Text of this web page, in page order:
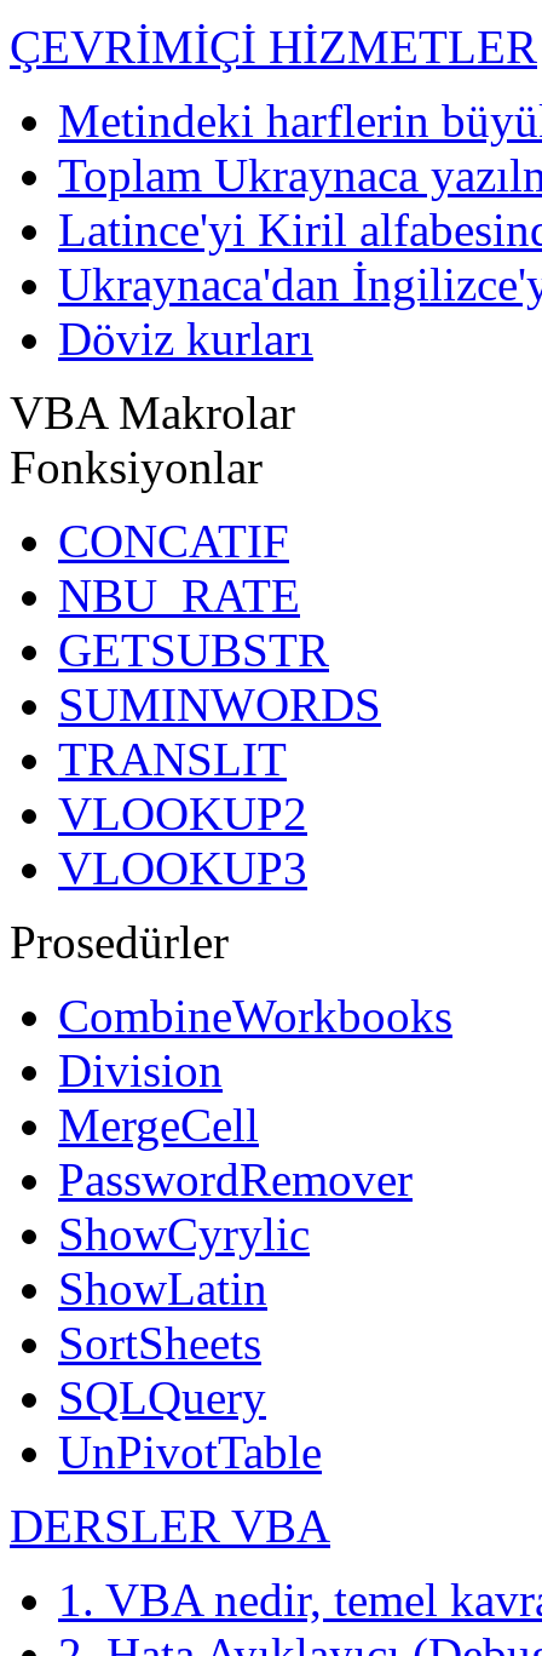
ÇEVRİMİÇİ HİZMETLER
Metindeki harflerin
Toplam Ukraynaca
Latince'yi Kiril
Ukraynaca'dan
Döviz kurları
VBA Makrolar
Fonksiyonlar
CONCATIF
NBU_RATE
GETSUBSTR
SUMINWORDS
TRANSLIT
VLOOKUP2
VLOOKUP3
Prosedürler
CombineWorkbooks
Division
MergeCell
PasswordRemover
ShowCyrylic
ShowLatin
SortSheets
SQLQuery
UnPivotTable
DERSLER VBA
1. VBA nedir, temel